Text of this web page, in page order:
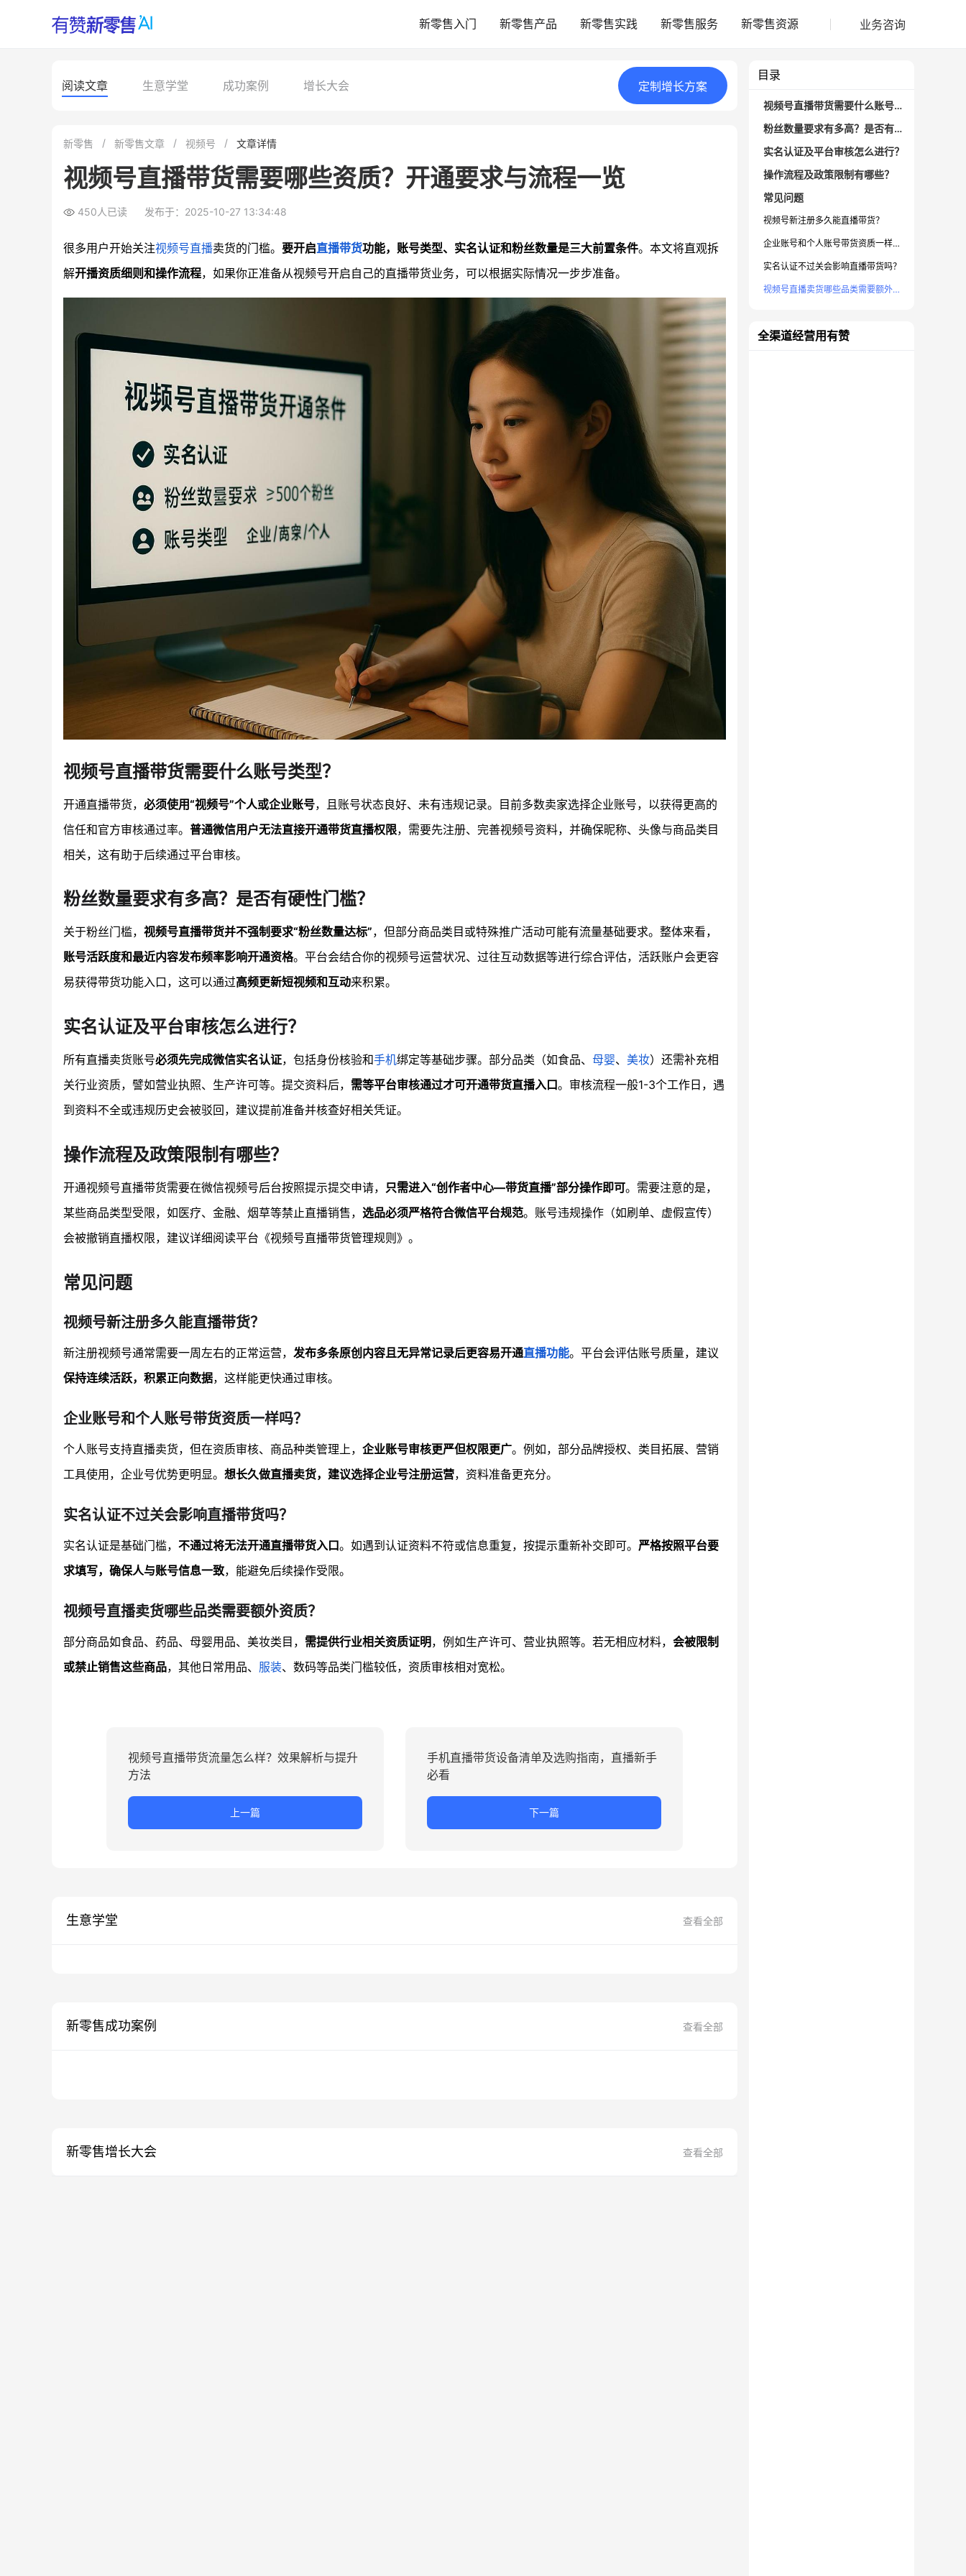
新零售入门 新零售产品 新零售实践 新零售服务 新零售资源 业务咨询
阅读文章 生意学堂 成功案例 增长大会 定制 增长方案
新零售 新零售文章 视频号 文章详情
视频号直播带货需要哪些资质？开通要求与流程一览
450人已读 发布于：2025-10-27 13:34:48
很多用户开始关注视频号直播卖货的门槛。 要开启直播带货功能，账号类型、实名认证和粉丝数量是三大前置条件。本文将直观拆
解开播资质细则和操作流程，如果你正准备从视频号开启自己的直播带货业务，可以根据实际情况一步步准备。
视频号直播带货需要什么账号类型？
开通直播带货， 必须使用“视频号”个人或企业账号，且账号状态良好、未有违规记录。目前多数卖家选择企业账号，以获得更高的
信任和官方审核通过率。 普通微信用户无法直接开通带货直播权限，需要先注册、完善视频号资料，并确保昵称、头像与商品类目
相关，这有助于后续通过平台审核。
粉丝数量要求有多高？是否有硬性门槛？
关于粉丝门槛， 视频号直播带货并不强制要求“粉丝数量达标”，但部分商品类目或特殊推广活动可能有流量基础要求。整体来看，
账号活跃度和最近内容发布频率影响开通资格。平台会结合你的视频号运营状况、过往互动数据等进行综合评估，活跃账户会更容
易获得带货功能入口，这可以通过高频更新短视频和互动来积累。
实名认证及平台审核怎么进行？
所有直播卖货账号必须先完成微信实名认证，包括身份核验和手机绑定等基础步骤。部分品类（如食品、 母婴、 美妆）还需补充相
关行业资质，譬如营业执照、生产许可等。提交资料后， 需等平台审核通过才可开通带货直播入口。审核流程一般1-3个工作日，遇
到资料不全或违规历史会被驳回，建议提前准备并核查好相关凭证。
操作流程及政策限制有哪些？
开通视频号直播带货需要在微信视频号后台按照提示提交申请， 只需进入“创作者中心—带货直播”部分操作即可。需要注意的是，
某些商品类型受限，如医疗、金融、烟草等禁止直播销售， 选品必须严格符合微信平台规范。账号违规操作（如刷单、虚假宣传）
会被撤销直播权限，建议详细阅读平台《视频号直播带货管理规则》。
常见问题
视频号新注册多久能直播带货？
新注册视频号通常需要一周左右的正常运营， 发布多条原创内容且无异常记录后更容易开通直播功能。平台会评估账号质量，建议
保持连续活跃，积累正向数据，这样能更快通过审核。
企业账号和个人账号带货资质一样吗？
个人账号支持直播卖货，但在资质审核、商品种类管理上， 企业账号审核更严但权限更广。例如，部分品牌授权、类目拓展、营销
工具使用，企业号优势更明显。 想长久做直播卖货，建议选择企业号注册运营，资料准备更充分。
实名认证不过关会影响直播带货吗？
实名认证是基础门槛， 不通过将无法开通直播带货入口。如遇到认证资料不符或信息重复，按提示重新补交即可。 严格按照平台要
求填写，确保人与账号信息一致，能避免后续操作受限。
视频号直播卖货哪些品类需要额外资质？
部分商品如食品、药品、母婴用品、美妆类目， 需提供行业相关资质证明，例如生产许可、营业执照等。若无相应材料， 会被限制
或禁止销售这些商品，其他日常用品、 服装、数码等品类门槛较低，资质审核相对宽松。
视频号直播带货流量怎么样？效果解析与提升
方法
上一篇
手机直播带货设备清单及选购指南，直播新手
必看
下一篇
生意学堂 查看全部
新零售成功案例 查看全部
新零售增长大会 查看全部
目录
视频号直播带货需要什么账号类型？
粉丝数量要求有多高？是否有硬性门槛？
实名认证及平台审核怎么进行？
操作流程及政策限制有哪些？
常见问题
视频号新注册多久能直播带货？
企业账号和个人账号带货资质一样吗？
实名认证不过关会影响直播带货吗？
视频号直播卖货哪些品类需要额外资质？
全渠道经营用有赞